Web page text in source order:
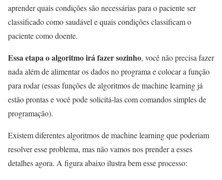
aprender quais condições são necessárias para o paciente ser
classificado como saudável e quais condições classificam o
paciente como doente.
Essa etapa o algoritmo irá fazer sozinho, você não precisa fazer
nada além de alimentar os dados no programa e colocar a função
para rodar (essas funções de algoritmos de machine learning já
estão prontas e você pode solicitá-las com comandos simples de
programação).
Existem diferentes algoritmos de machine learning que poderiam
resolver esse problema, mas não vamos nos prender a esses
detalhes agora. A figura abaixo ilustra bem esse processo: